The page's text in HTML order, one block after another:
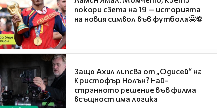
покори света на 19 — историята
на новия символ във футбола🤩⚽
Защо Ахил липсва от „Одисей“ на
Кристофър Нолън? Най-
странното решение във филма
всъщност има логика